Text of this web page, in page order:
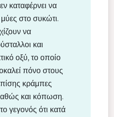
καταφέρνει να
στο συκώτι.
να
και
οξύ, το οποίο
πόνο στους
κράμπες
και κόπωση.
γεγονός ότι κατά